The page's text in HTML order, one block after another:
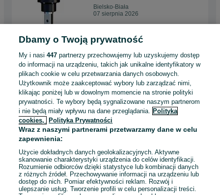
Bielsko-Biała
07 sierpnia 2026
Kosiarka Kubota Z1-421,
Zerowy Skręt, Wysoka
Wydajność.
29 900 zł
Oświęcim
07 sierpnia 2026
Minikoparka Takeuchi TB320 -
2 tony! Nowa!
Bielsko-Biała
Odświeżono dnia 06 sierpnia 2026
2026
Dbamy o Twoją prywatność
My i nasi447 partnerzy przechowujemy lub uzyskujemy dostęp
do informacji na urządzeniu, takich jak unikalne identyfikatory w
plikach cookie w celu przetwarzania danych osobowych.
Użytkownik może zaakceptować wybory lub zarządzać nimi,
klikając poniżej lub w dowolnym momencie na stronie polityki
prywatności. Te wybory będą sygnalizowane naszym partnerom
i nie będą miały wpływu na dane przeglądania. Polityka
cookies,
Polityka Prywatności
Wraz z naszymi partnerami przetwarzamy dane w celu
zapewnienia:
Użycie dokładnych danych geolokalizacyjnych. Aktywne
skanowanie charakterystyki urządzenia do celów identyfikacji.
Rozumienie odbiorców dzięki statystyce lub kombinacji danych
z różnych źródeł. Przechowywanie informacji na urządzeniu lub
dostęp do nich. Pomiar efektywności reklam. Rozwój i
ulepszanie usług. Tworzenie profili w celu personalizacji treści.